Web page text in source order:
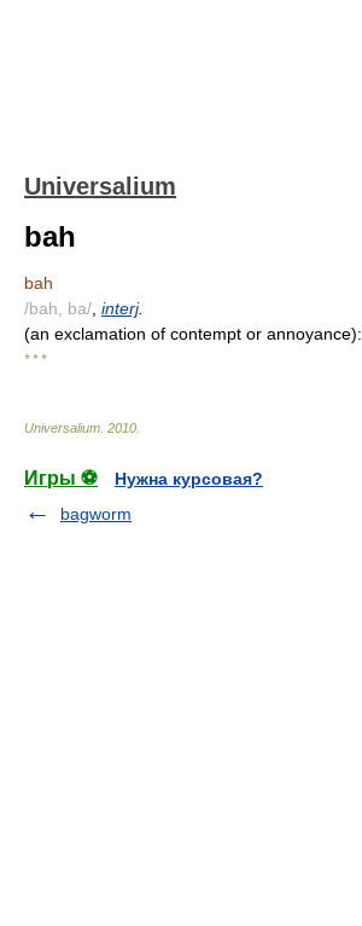
Universalium
bah
bah
/bah, ba/ interj.
(an exclamation of contempt or annoyance):
* * *
Universalium 2010
Игры ⚽
Нужна курсовая?
bagworm